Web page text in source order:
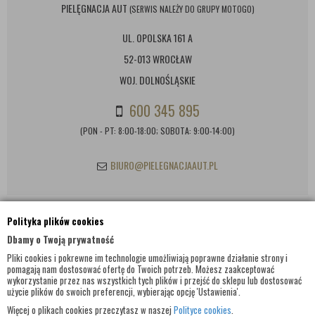
Polityka plików cookies
Dbamy o Twoją prywatność
Pliki cookies i pokrewne im technologie umożliwiają poprawne działanie strony i
pomagają nam dostosować ofertę do Twoich potrzeb. Możesz zaakceptować
wykorzystanie przez nas wszystkich tych plików i przejść do sklepu lub dostosować
użycie plików do swoich preferencji, wybierając opcję 'Ustawienia'.
Więcej o plikach cookies przeczytasz w naszej Polityce cookies.
PIELĘGNACJA AUT (SERWIS NALEŻY DO GRUPY MOTOGO)
UL. OPOLSKA 161 A
52-013 WROCŁAW
WOJ. DOLNOŚLĄSKIE
600 345 895
(PON - PT: 8:00-18:00; SOBOTA: 9:00-14:00)
BIURO@PIELEGNACJAAUT.PL
INFORMACJE KONTAKTOWE